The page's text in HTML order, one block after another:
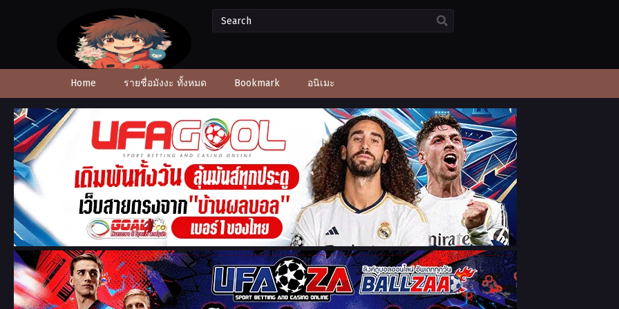
Home รายชื่อมังงะ ทั้งหมด Bookmark อนิเมะ